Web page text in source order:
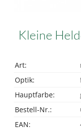
Kleine
Art:
Optik:
Hauptfarbe:
Bestell-Nr.:
EAN: